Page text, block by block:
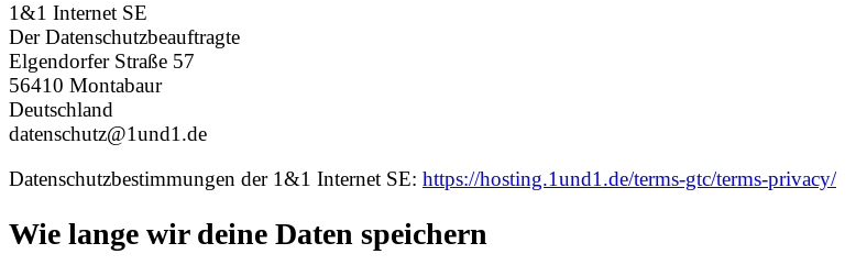
1&1 Internet SE
Der Datenschutzbeauftragte
Elgendorfer Straße 57
56410 Montabaur
Deutschland
datenschutz@1und1.de
Datenschutzbestimmungen der 1&1 Internet SE: https://hosting.1und1.de/terms-gtc/terms-privacy/
Wie lange wir deine Daten speichern